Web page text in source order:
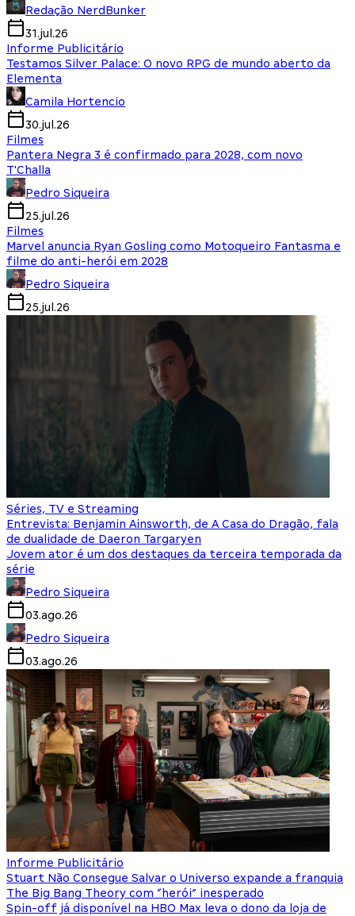
Redação NerdBunker
31.jul.26
Informe Publicitário
Testamos Silver Palace: O novo RPG de mundo aberto da
Elementa
Camila Hortencio
30.jul.26
Filmes
Pantera Negra 3 é confirmado para 2028, com novo
T'Challa
Pedro Siqueira
25.jul.26
Filmes
Marvel anuncia Ryan Gosling como Motoqueiro Fantasma e
filme do anti-herói em 2028
Pedro Siqueira
25.jul.26
Séries, TV e Streaming
Entrevista: Benjamin Ainsworth, de A Casa do Dragão, fala
de dualidade de Daeron Targaryen
Jovem ator é um dos destaques da terceira temporada da
série
Pedro Siqueira
03.ago.26
Pedro Siqueira
03.ago.26
Informe Publicitário
Stuart Não Consegue Salvar o Universo expande a franquia
The Big Bang Theory com “herói” inesperado
Spin-off já disponível na HBO Max leva o dono da loja de